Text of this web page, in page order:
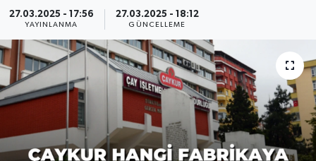
27.03.2025 - 17:56
YAYINLANMA
27.03.2025 - 18:12
GÜNCELLEME
Haber Arşivi